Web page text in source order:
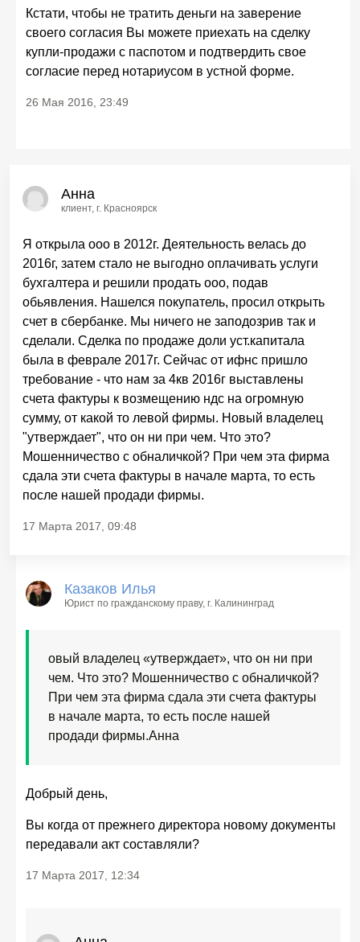
Кстати, чтобы не тратить деньги на заверение
своего согласия Вы можете приехать на сделку
купли-продажи с паспотом и подтвердить свое
согласие перед нотариусом в устной форме.
26 Мая 2016, 23:49
Анна
клиент, г. Красноярск
Я открыла ооо в 2012г. Деятельность велась до
2016г, затем стало не выгодно оплачивать услуги
бухгалтера и решили продать ооо, подав
обьявления. Нашелся покупатель, просил открыть
счет в сбербанке. Мы ничего не заподозрив так и
сделали. Сделка по продаже доли уст.капитала
была в феврале 2017г. Сейчас от ифнс пришло
требование - что нам за 4кв 2016г выставлены
счета фактуры к возмещению ндс на огромную
сумму, от какой то левой фирмы. Новый владелец
"утверждает", что он ни при чем. Что это?
Мошенничество с обналичкой? При чем эта фирма
сдала эти счета фактуры в начале марта, то есть
после нашей продади фирмы.
17 Марта 2017, 09:48
Казаков Илья
Юрист по гражданскому праву, г. Калининград
овый владелец «утверждает», что он ни при
чем. Что это? Мошенничество с обналичкой?
При чем эта фирма сдала эти счета фактуры
в начале марта, то есть после нашей
продади фирмы.Анна
Добрый день,
Вы когда от прежнего директора новому документы
передавали акт составляли?
17 Марта 2017, 12:34